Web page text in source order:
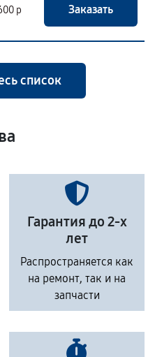
р Заказать
список
Гарантия до 2-х
лет
Распространяется как
на ремонт, так и на
запчасти